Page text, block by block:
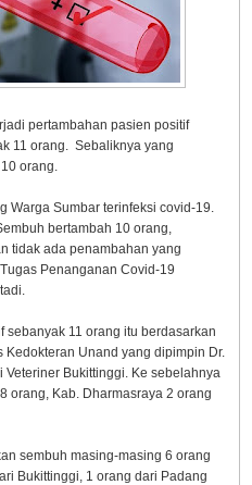
pertambahan pasien positif
11 orang. Sebaliknya yang
orang.
Warga Sumbar terinfeksi covid-19.
bertambah 10 orang,
tidak ada penambahan yang
Penanganan Covid-19
sebanyak 11 orang itu berdasarkan
Kedokteran Unand yang dipimpin Dr.
Veteriner Bukittinggi. Ke sebelahnya
orang, Kab. Dharmasraya 2 orang
sembuh masing-masing 6 orang
Bukittinggi, 1 orang dari Padang